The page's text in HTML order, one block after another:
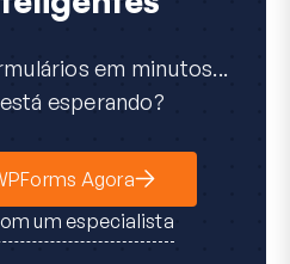
em minutos...
esperando?
Agora
um especialista